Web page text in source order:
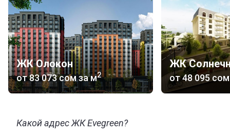
ЖК Олокон
от‍83 073 сомза м2
ЖК
от‍48 095 сом
Какой адрес ЖК Evegreen?